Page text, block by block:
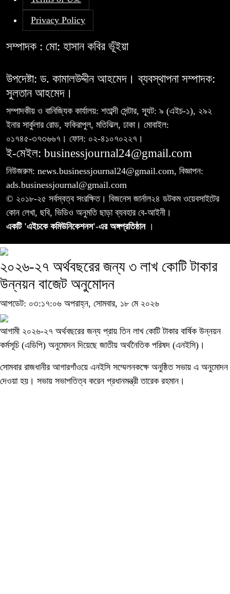
Privacy Policy
সম্পাদক : মো: হাসান কবির ভূঁইয়া
উপদেষ্টা: ড. কামালউদ্দীন আহমেদ। ব্যবস্থাপনা সম্পাদক:
সুলতান আহমেদ।
সম্পাদকীয় ও বানিজ্যিক কার্যালয়: শতাব্দী সেন্টার, স্যূট: ৯ (এইচ-১), ২৯২
ইনার সার্কুলার রোড, ফকিরাপুল, মতিঝিল, ঢাকা। মোবাইল:
০১৭৪৫-৩৭৩৬৬৭। ফোন: ০২-৪১০৭০২২৭।
ই-মেইল: businessjournal24@gmail.com
নিউজরুম: news.businessjournal24@gmail.com, বিজ্ঞাপন:
ads.businessjournal@gmail.com
© ২০১৮-২৫ সর্বস্বত্ব সংরক্ষিত। বিজনেস জার্নাল২৪ ডটকম ওয়েবসাইটের
কোন লেখা, ছবি, ভিডিও অনুমতি ছাড়া ব্যবহার বে-আইনী।
একটি 'এইচকে কমিউনিকেশনস'-এর অঙ্গপ্রতিষ্ঠান ।
২০২৬-২৭ অর্থবছরের জন্য ৩ লাখ কোটি টাকার
উন্নয়ন বাজেট অনুমোদন
আপডেট: ০৩:১৭:০৬ অপরাহ্ন, সোমবার, ১৮ মে ২০২৬
আগামী ২০২৬-২৭ অর্থবছরের জন্য প্রায় তিন লাখ কোটি টাকার বার্ষিক উন্নয়ন
কর্মসূচি (এডিপি) অনুমোদন দিয়েছে জাতীয় অর্থনৈতিক পরিষদ (এনইসি)।
সোমবার রাজধানীর আগারগাঁওয়ে এনইসি সম্মেলনকক্ষে অনুষ্ঠিত সভায় এ অনুমোদন
দেওয়া হয়। সভায় সভাপতিত্ব করেন প্রধানমন্ত্রী তারেক রহমান।